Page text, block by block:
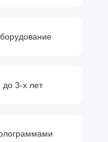
до 3-х лет